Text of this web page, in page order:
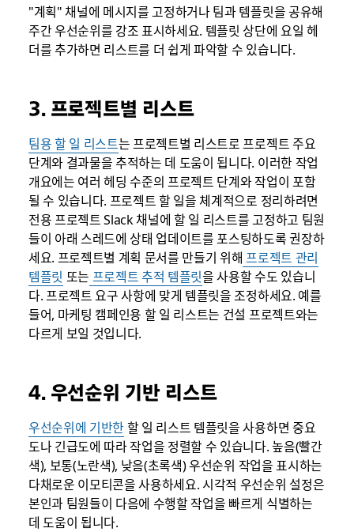
"계획" 채널에 메시지를 고정하거나 팀과 템플릿을 공유해
주간 우선순위를 강조 표시하세요. 템플릿 상단에 요일 헤
더를 추가하면 리스트를 더 쉽게 파악할 수 있습니다.
3. 프로젝트별 리스트
팀용 할 일 리스트는 프로젝트별 리스트로 프로젝트 주요
단계와 결과물을 추적하는 데 도움이 됩니다. 이러한 작업
개요에는 여러 헤딩 수준의 프로젝트 단계와 작업이 포함
될 수 있습니다. 프로젝트 할 일을 체계적으로 정리하려면
전용 프로젝트 Slack 채널에 할 일 리스트를 고정하고 팀원
들이 아래 스레드에 상태 업데이트를 포스팅하도록 권장하
세요. 프로젝트별 계획 문서를 만들기 위해 프로젝트 관리
템플릿 또는 프로젝트 추적 템플릿을 사용할 수도 있습니
다. 프로젝트 요구 사항에 맞게 템플릿을 조정하세요. 예를
들어, 마케팅 캠페인용 할 일 리스트는 건설 프로젝트와는
다르게 보일 것입니다.
4. 우선순위 기반 리스트
우선순위에 기반한할 일 리스트 템플릿을 사용하면 중요
도나 긴급도에 따라 작업을 정렬할 수 있습니다. 높음(빨간
색), 보통(노란색), 낮음(초록색) 우선순위 작업을 표시하는
다채로운 이모티콘을 사용하세요. 시각적 우선순위 설정은
본인과 팀원들이 다음에 수행할 작업을 빠르게 식별하는
데 도움이 됩니다.